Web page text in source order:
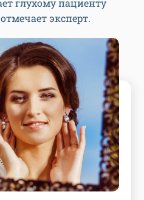
глухому пациенту
эксперт.